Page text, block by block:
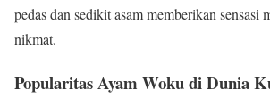
pedas dan sedikit asam memberikan sensasi
nikmat.
Popularitas Ayam Woku di Dunia